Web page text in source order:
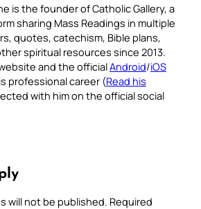
is the founder of Catholic Gallery, a
sharing Mass Readings in multiple
quotes, catechism, Bible plans,
spiritual resources since 2013.
and the officialAndroid/iOS
professional career (Read his
with him on the official social
will not be published. Required